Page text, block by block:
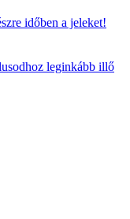
időben a jeleket!
leginkább illő